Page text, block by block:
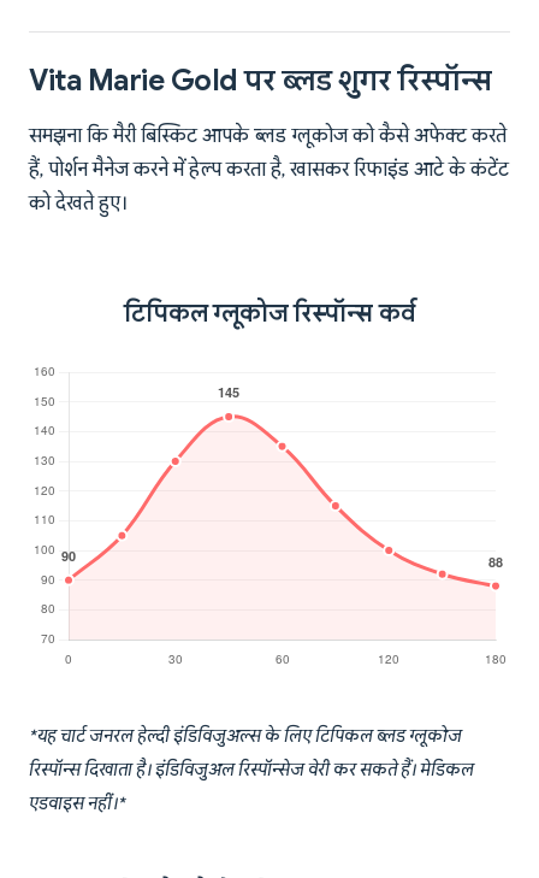
Vita Marie Gold पर ब्लड शुगर रिस्पॉन्स
समझना कि मैरी बिस्किट आपके ब्लड ग्लूकोज को कैसे अफेक्ट करते
हैं, पोर्शन मैनेज करने में हेल्प करता है, खासकर रिफाइंड आटे के कंटेंट
को देखते हुए।
टिपिकल ग्लूकोज रिस्पॉन्स कर्व
*यह चार्ट जनरल हेल्दी इंडिविजुअल्स के लिए टिपिकल ब्लड ग्लूकोज
रिस्पॉन्स दिखाता है। इंडिविजुअल रिस्पॉन्सेज वेरी कर सकते हैं। मेडिकल
एडवाइस नहीं।*